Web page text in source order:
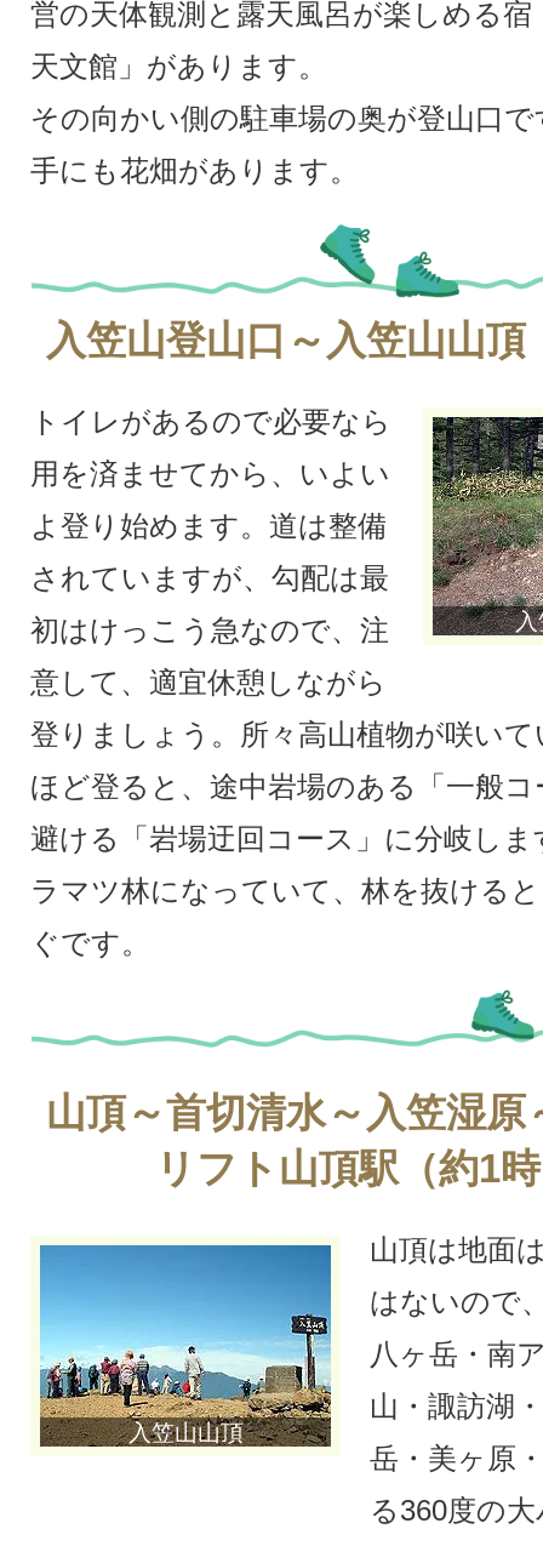
営の天体観測と露天風呂が楽しめる
天文館」があります。
その向かい側の駐車場の奥が登山口
手にも花畑があります。
入笠山登山口～入笠山山頂
入
トイレがあるので必要なら
用を済ませてから、いよい
よ登り始めます。道は整備
されていますが、勾配は最
初はけっこう急なので、注
意して、適宜休憩しながら
登りましょう。所々高山植物が咲い
ほど登ると、途中岩場のある「一般
避ける「岩場迂回コース」に分岐し
ラマツ林になっていて、林を抜ける
ぐです。
山頂～首切清水～入笠湿原
リフト山頂駅（約1
入笠山山頂
山頂は地面
はないので
八ヶ岳・南
山・諏訪湖
岳・美ヶ原
る360度の